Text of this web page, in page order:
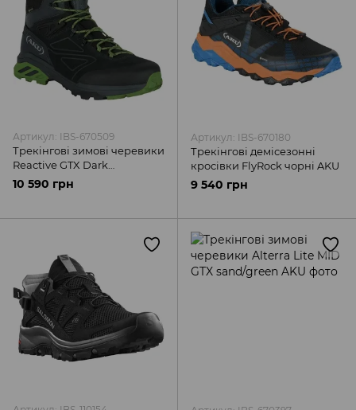
Артикул: IBS-670509
Трекінгові зимові черевики
Reactive GTX Dark
Grey/Green AKU
10 590 грн
Артикул: IBS-670180
Трекінгові демісезонні
кросівки FlyRock чорні AKU
9 540 грн